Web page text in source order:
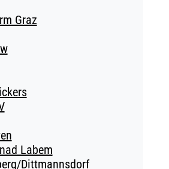
Graz
Labem
Dittmannsdorf